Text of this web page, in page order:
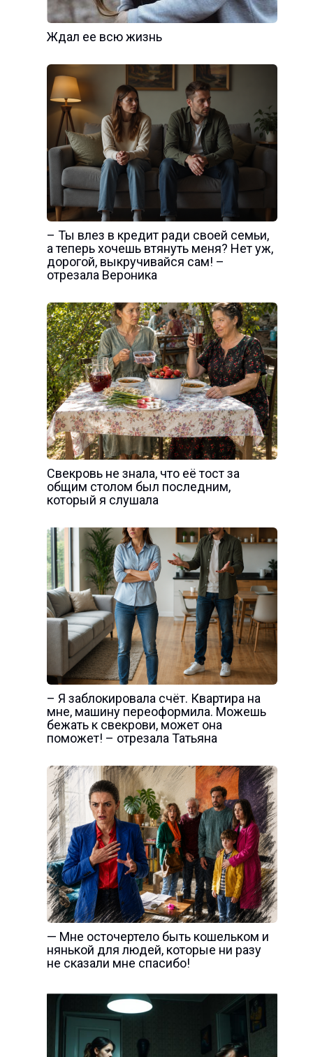
Ждал ее всю жизнь
– Ты влез в кредит ради своей семьи,
а теперь хочешь втянуть меня? Нет уж,
дорогой, выкручивайся сам! –
отрезала Вероника
Свекровь не знала, что её тост за
общим столом был последним,
который я слушала
– Я заблокировала счёт. Квартира на
мне, машину переоформила. Можешь
бежать к свекрови, может она
поможет! – отрезала Татьяна
— Мне осточертело быть кошельком и
нянькой для людей, которые ни разу
не сказали мне спасибо!